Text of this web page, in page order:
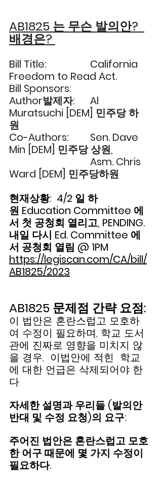
AB1825 는 무슨 발의안?
배경은?
Bill Title:
California
Freedom to Read Act.
Author발제자:      Al
Muratsuchi [DEM] 민주당 하
원
Co-Authors:  	Sen. Dave
Min [DEM] 민주당 상원,
Asm. Chris
Ward [DEM] 민주당하원
현재상황:  4/2 일 하
원 Education Committee 에
서 첫 공청회 열리고, PENDING.
내일 다시 Ed. Committee 에
서 공청회 열림 @ 1PM
https://legiscan.com/CA/bill/
AB1825/2023
AB1825 문제점 간략 요점:
이 법안은 혼란스럽고 모호하
여 수정이 필요하며, 학교 도서
관에 진짜로 영향을 미치지 않
을 경우,  이법안에 적힌  학교
에 대한 언급은 삭제되어야 한
다.
자세한 설명과 우리들 (발의안
반대 및 수정 요청)의 요구:
주어진 법안은 혼란스럽고 모호
한 어구 때문에 몇 가지 수정이
필요하다.